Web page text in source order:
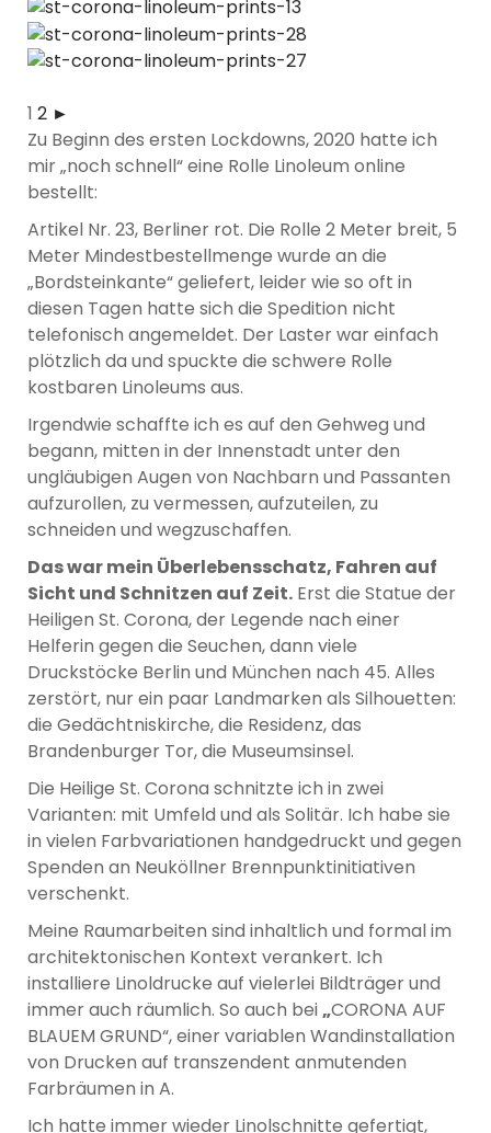
1 2 ►
Zu Beginn des ersten Lockdowns, 2020 hatte ich
mir „noch schnell“ eine Rolle Linoleum online
bestellt:
Artikel Nr. 23, Berliner rot. Die Rolle 2 Meter breit, 5
Meter Mindestbestellmenge wurde an die
„Bordsteinkante“ geliefert, leider wie so oft in
diesen Tagen hatte sich die Spedition nicht
telefonisch angemeldet. Der Laster war einfach
plötzlich da und spuckte die schwere Rolle
kostbaren Linoleums aus.
Irgendwie schaffte ich es auf den Gehweg und
begann, mitten in der Innenstadt unter den
ungläubigen Augen von Nachbarn und Passanten
aufzurollen, zu vermessen, aufzuteilen, zu
schneiden und wegzuschaffen.
Das war mein Überlebensschatz, Fahren auf
Sicht und Schnitzen auf Zeit. Erst die Statue der
Heiligen St. Corona, der Legende nach einer
Helferin gegen die Seuchen, dann viele
Druckstöcke Berlin und München nach 45. Alles
zerstört, nur ein paar Landmarken als Silhouetten:
die Gedächtniskirche, die Residenz, das
Brandenburger Tor, die Museumsinsel.
Die Heilige St. Corona schnitzte ich in zwei
Varianten: mit Umfeld und als Solitär. Ich habe sie
in vielen Farbvariationen handgedruckt und gegen
Spenden an Neuköllner Brennpunktinitiativen
verschenkt.
Meine Raumarbeiten sind inhaltlich und formal im
architektonischen Kontext verankert. Ich
installiere Linoldrucke auf vielerlei Bildträger und
immer auch räumlich. So auch bei„CORONA AUF
BLAUEM GRUND“, einer variablen Wandinstallation
von Drucken auf transzendent anmutenden
Farbräumen in A.
Ich hatte immer wieder Linolschnitte gefertigt,